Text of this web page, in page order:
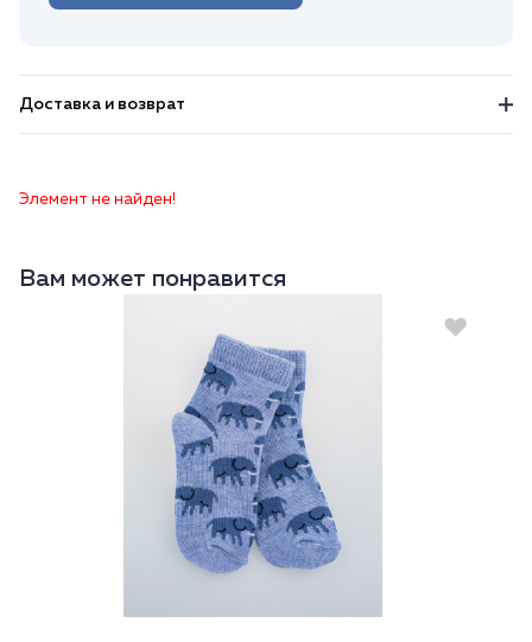
Доставка и возврат
Элемент не найден!
Вам может понравится